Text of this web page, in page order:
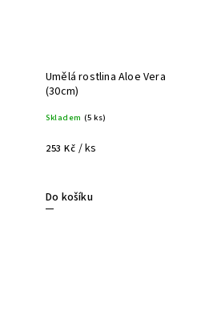
Umělá rostlina Aloe Vera
(30cm)
Skladem (5 ks)
253 Kč / ks
Do košíku